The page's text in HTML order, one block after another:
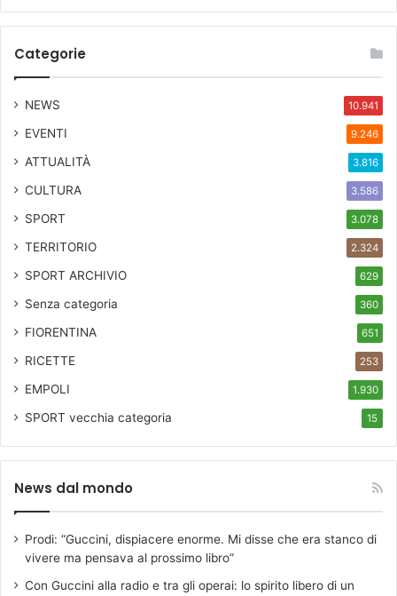
t
u
n
t
i
o
d
e
G
s
e
s
”
Categorie
NEWS 10.941
EVENTI 9.246
ATTUALITÀ 3.816
CULTURA 3.586
SPORT 3.078
TERRITORIO 2.324
SPORT ARCHIVIO 629
Senza categoria 360
FIORENTINA 651
RICETTE 253
EMPOLI 1.930
SPORT vecchia categoria 15
News dal mondo
Prodi: “Guccini, dispiacere enorme. Mi disse che era stanco di
vivere ma pensava al prossimo libro”
Con Guccini alla radio e tra gli operai: lo spirito libero di un